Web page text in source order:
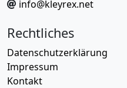
info@kleyrex.net
Rechtliches
Datenschutzerklärung
Impressum
Kontakt